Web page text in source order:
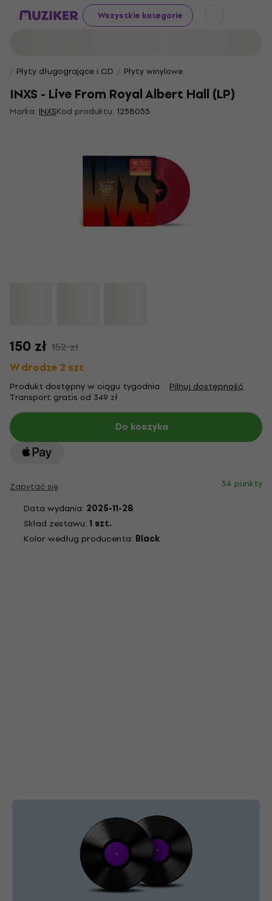
Wszystkie kategorie
Płyty długogrające i CD Płyty winylowe
INXS - Live From Royal Albert Hall (LP)
Marka: INXSKod produktu: 1258055
150 zł 152 zł
W drodze 2 szt
Produkt dostępny w ciągu tygodnia Pilnuj dostępność
Transport gratis od 349 zł
Do koszyka
Zapytać się
34 punkty
Data wydania: 2025-11-28
Skład zestawu: 1 szt.
Kolor według producenta: Black